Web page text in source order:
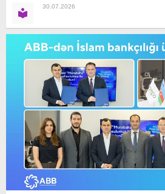
30.07.2026